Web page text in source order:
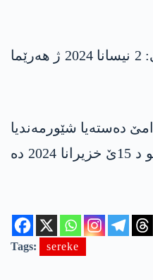
رۆژنامەگەر ئەحمەد سۆفی: 2 نیسانا 2024 ژ ھەرێما
دەستەیا شێورمەندیا
پارتیا یەکیتییا کوردستانێ کو د 15ێ خزیرانا 2024 دە
Tags: sereke